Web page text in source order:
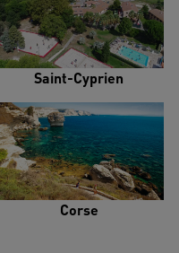
Saint-Cyprien
Corse